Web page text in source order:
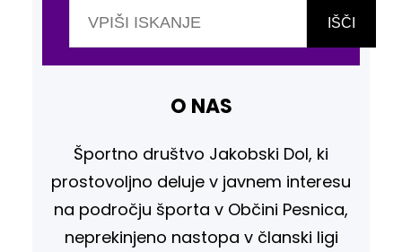
IŠČI
O NAS
Športno društvo Jakobski Dol, ki
prostovoljno deluje v javnem interesu
na področju športa v Občini Pesnica,
neprekinjeno nastopa v članski ligi